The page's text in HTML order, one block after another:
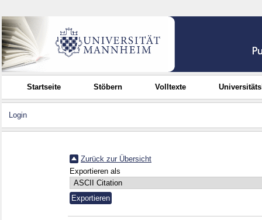
Startseite Stöbern Volltexte
Login
Zurück zur Übersicht
Exportieren als